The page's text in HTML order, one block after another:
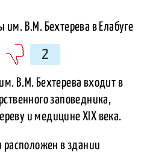
2
В.М. Бехтерева входит в
заповедника,
и медицине XIX века.
расположен в здании